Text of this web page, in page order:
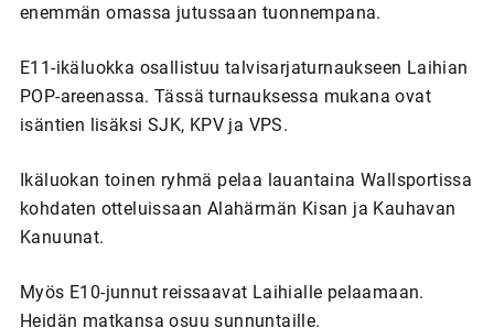
enemmän omassa jutussaan tuonnempana.
E11-ikäluokka osallistuu talvisarjaturnaukseen Laihian
POP-areenassa. Tässä turnauksessa mukana ovat
isäntien lisäksi SJK, KPV ja VPS.
Ikäluokan toinen ryhmä pelaa lauantaina Wallsportissa
kohdaten otteluissaan Alahärmän Kisan ja Kauhavan
Kanuunat.
Myös E10-junnut reissaavat Laihialle pelaamaan.
Heidän matkansa osuu sunnuntaille.